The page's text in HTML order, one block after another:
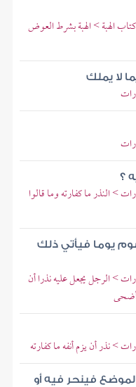
الهبة > الهبة بشرط العوض
لا يملك
؟
> النذر ما كفارته وما قالوا
يوما فيأتي ذلك
> الرجل يجعل عليه نذرا أن
أضحى
> نذر أن يزم أنفه ما كفارته
فينحر فيه أو